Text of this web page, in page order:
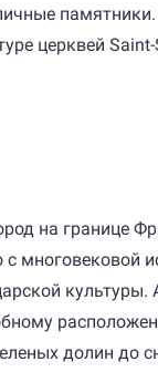
церквей
на границе
многовековой
культуры.
долин до